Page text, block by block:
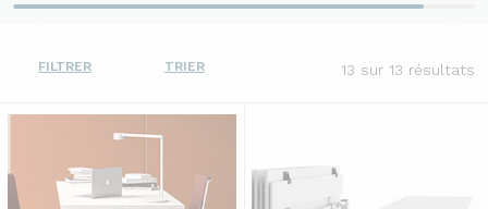
FILTRER TRIER 13 sur 13 résultats